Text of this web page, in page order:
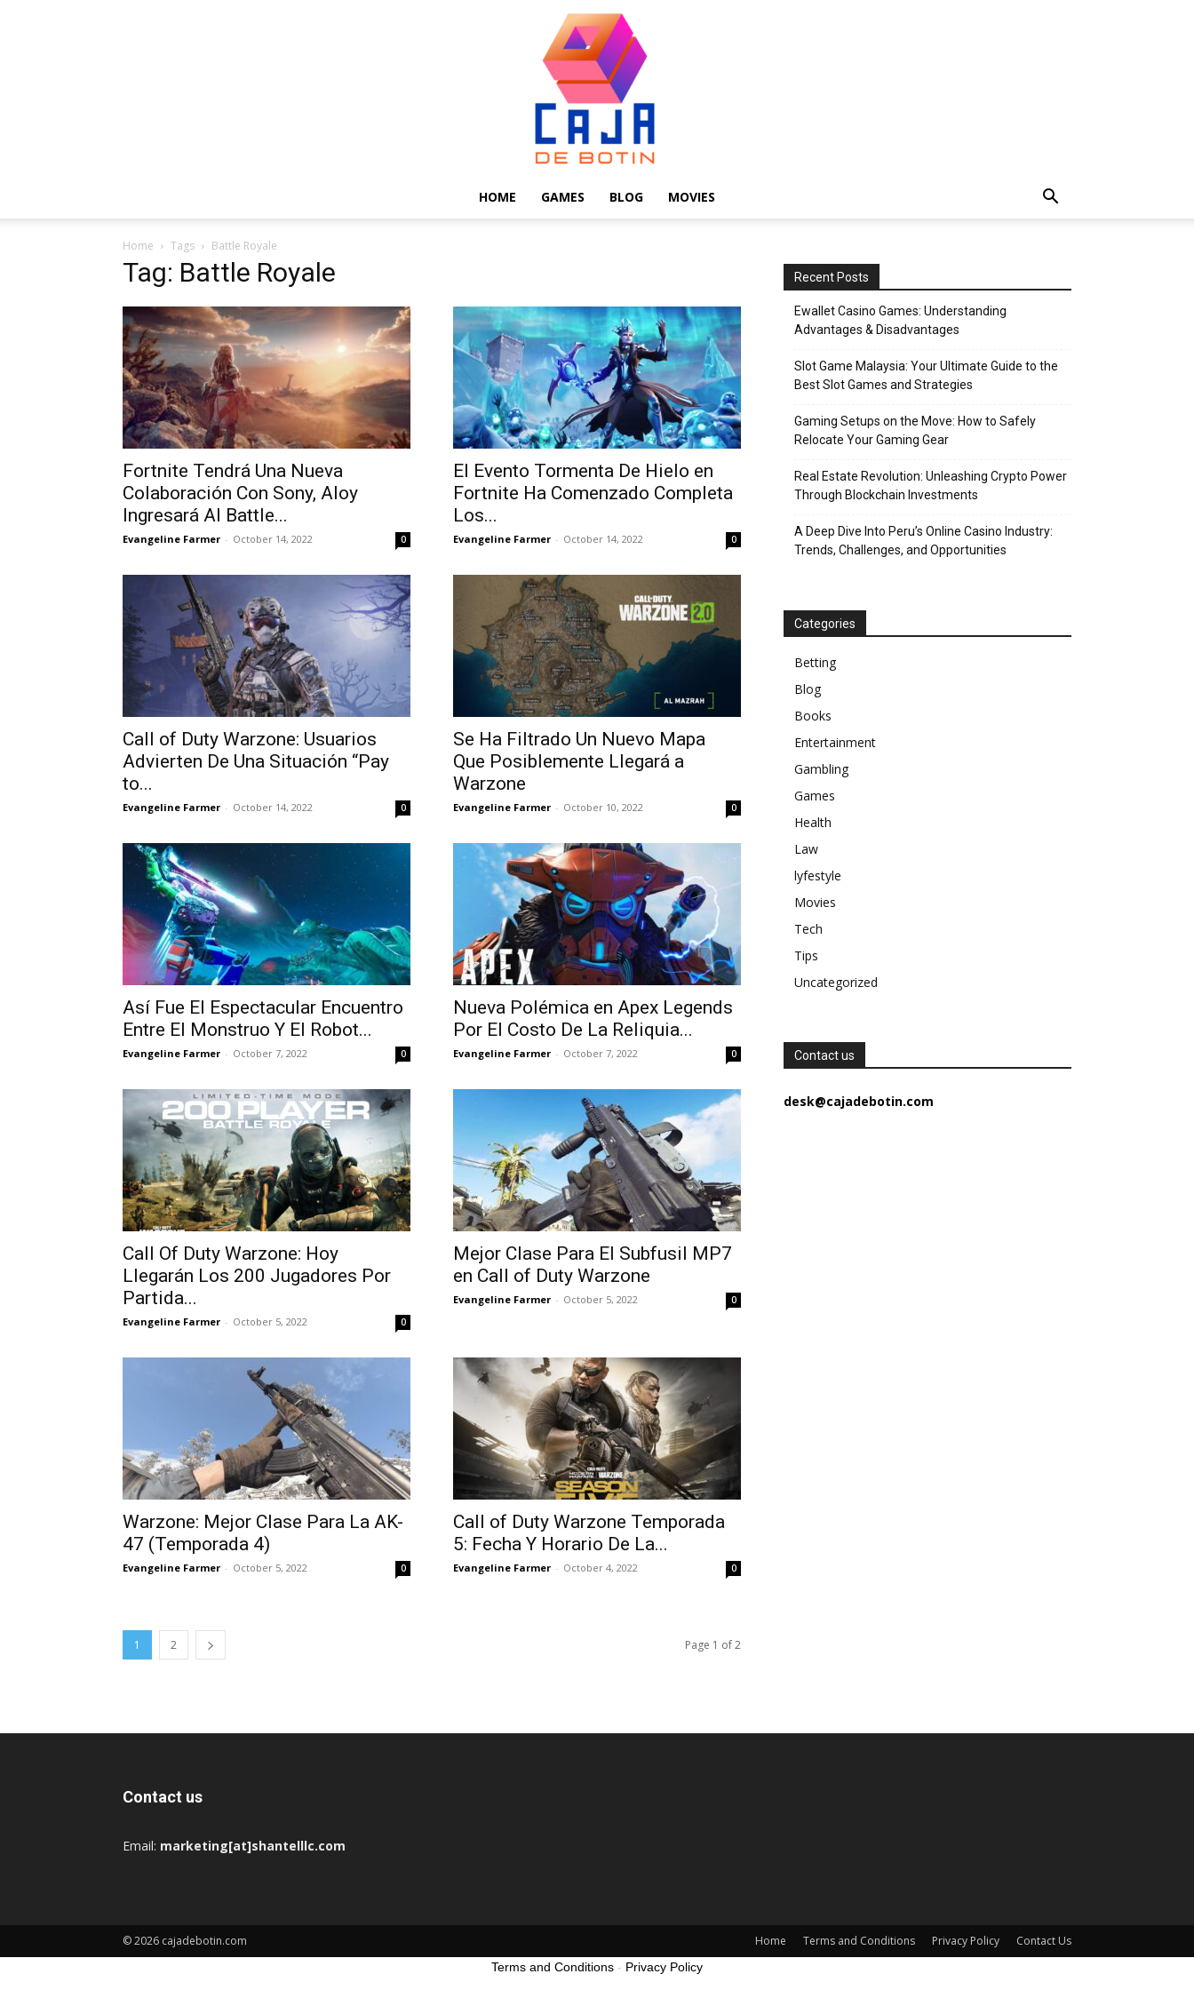
de
Botin
HOME GAMES BLOG MOVIES
Home Tags Battle Royale
Tag: Battle Royale
Fortnite Tendrá Una Nueva
Colaboración Con Sony, Aloy
Ingresará Al Battle...
Evangeline Farmer - October 14, 2022 0
El Evento Tormenta De Hielo en
Fortnite Ha Comenzado Completa
Los...
Evangeline Farmer - October 14, 2022 0
Call of Duty Warzone: Usuarios
Advierten De Una Situación “Pay
to...
Evangeline Farmer - October 14, 2022 0
Se Ha Filtrado Un Nuevo Mapa
Que Posiblemente Llegará a
Warzone
Evangeline Farmer - October 10, 2022 0
Así Fue El Espectacular Encuentro
Entre El Monstruo Y El Robot...
Evangeline Farmer - October 7, 2022 0
Nueva Polémica en Apex Legends
Por El Costo De La Reliquia...
Evangeline Farmer - October 7, 2022 0
Call Of Duty Warzone: Hoy
Llegarán Los 200 Jugadores Por
Partida...
Evangeline Farmer - October 5, 2022 0
Mejor Clase Para El Subfusil MP7
en Call of Duty Warzone
Evangeline Farmer - October 5, 2022 0
Warzone: Mejor Clase Para La AK-
47 (Temporada 4)
Evangeline Farmer - October 5, 2022 0
Call of Duty Warzone Temporada
5: Fecha Y Horario De La...
Evangeline Farmer - October 4, 2022 0
1 2 Page 1 of 2
Recent Posts
Ewallet Casino Games: Understanding
Advantages & Disadvantages
Slot Game Malaysia: Your Ultimate Guide to the
Best Slot Games and Strategies
Gaming Setups on the Move: How to Safely
Relocate Your Gaming Gear
Real Estate Revolution: Unleashing Crypto Power
Through Blockchain Investments
A Deep Dive Into Peru’s Online Casino Industry:
Trends, Challenges, and Opportunities
Categories
Betting
Blog
Books
Entertainment
Gambling
Games
Health
Law
lyfestyle
Movies
Tech
Tips
Uncategorized
Contact us
desk@cajadebotin.com
Contact us
Email: marketing[at]shantelllc.com
Home Terms and Conditions Privacy Policy Contact Us
© 2026 cajadebotin.com
Terms and Conditions - Privacy Policy